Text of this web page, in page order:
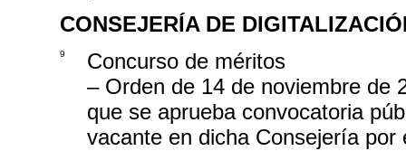
CONSEJERÍA DE
9
Concurso de méritos
– Orden de 14 de noviembre de
que se aprueba convocatoria
vacante en dicha Consejería